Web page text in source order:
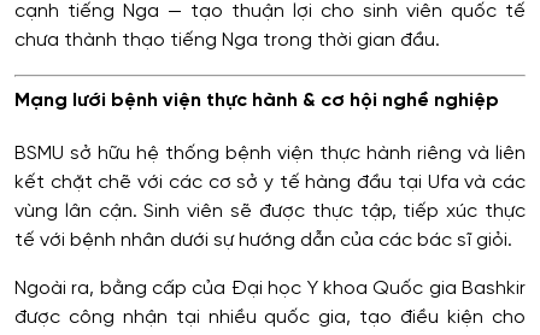
cạnh tiếng Nga — tạo thuận lợi cho sinh viên quốc tế
chưa thành thạo tiếng Nga trong thời gian đầu.
Mạng lưới bệnh viện thực hành & cơ hội nghề nghiệp
BSMU sở hữu hệ thống bệnh viện thực hành riêng và liên
kết chặt chẽ với các cơ sở y tế hàng đầu tại Ufa và các
vùng lân cận. Sinh viên sẽ được thực tập, tiếp xúc thực
tế với bệnh nhân dưới sự hướng dẫn của các bác sĩ giỏi.
Ngoài ra, bằng cấp của Đại học Y khoa Quốc gia Bashkir
được công nhận tại nhiều quốc gia, tạo điều kiện cho